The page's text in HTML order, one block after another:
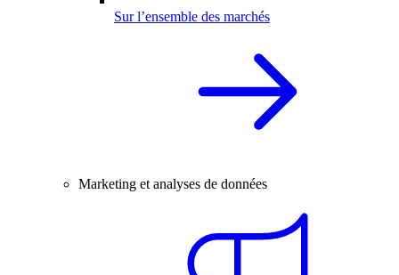
Sur l’ensemble des marchés
Marketing et analyses de données